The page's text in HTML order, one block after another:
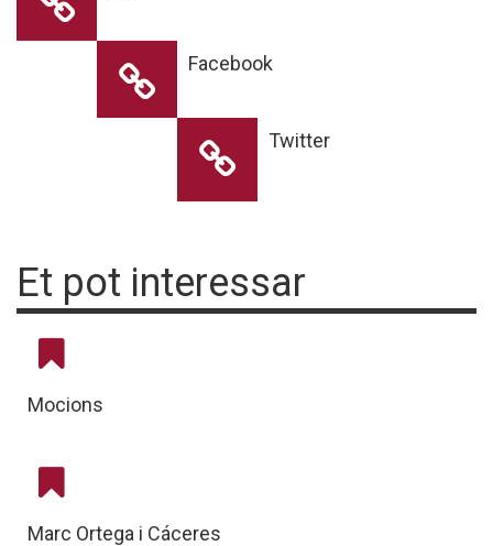
Facebook
Twitter
Et pot interessar
Mocions
Marc Ortega i Cáceres